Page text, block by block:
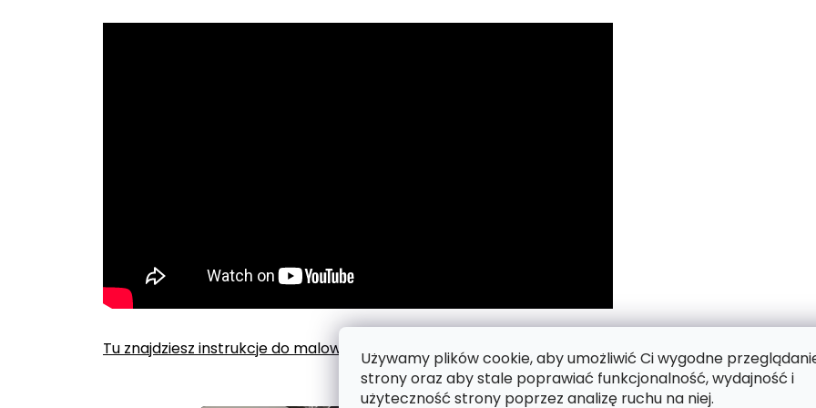
Używamy plików cookie, aby umożliwić Ci wygodne
strony oraz aby stale poprawiać funkcjonalność, wydajność i
użyteczność strony poprzez analizę ruchu na niej.
Tu znajdziesz instrukcje do malowania po numerach.